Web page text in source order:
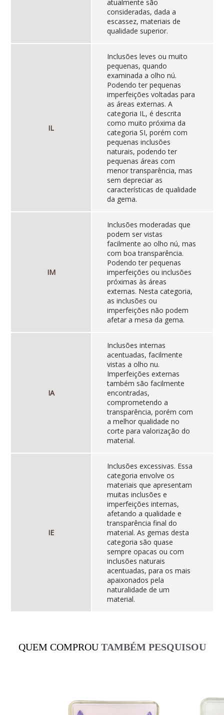
atualmente são
consideradas, dada a
escassez, materiais de
qualidade superior.
IL
Inclusões leves ou muito
pequenas, quando
examinada a olho nú.
Podendo ter pequenas
imperfeições voltadas para
as áreas externas. A
categoria IL, é descrita
como muito próxima da
categoria SI, porém com
pequenas inclusões
naturais, podendo ter
pequenas áreas com
menor transparência, mas
sem depreciar as
características de qualidade
da gema.
IM
Inclusões moderadas que
podem ser vistas
facilmente ao olho nú, mas
com boa transparência.
Podendo ter pequenas
imperfeições ou inclusões
próximas às áreas
externas. Nesta categoria,
as inclusões ou
imperfeições não podem
afetar a mesa da gema.
IA
Inclusões internas
acentuadas, facilmente
vistas a olho nu.
Imperfeições externas
também são facilmente
encontradas,
comprometendo a
transparência, porém com
a melhor qualidade no
corte para valorização do
material.
IE
Inclusões excessivas. Essa
categoria envolve os
materiais que apresentam
muitas inclusões e
imperfeições internas,
afetando a qualidade e
transparência final do
material. As gemas desta
categoria são quase
sempre opacas ou com
inclusões naturais
acentuadas, para os mais
apaixonados pela
naturalidade de um
material.
QUEM COMPROU TAMBÉM PESQUISOU